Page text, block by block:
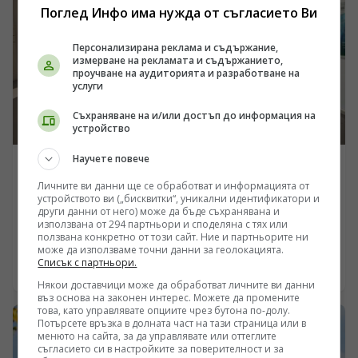
платки са нараснали повече от четири пъти.
ПОГЛЕД КЪМ КИТАЙ
Д-р Момчил Станишев: Нашата цел е да прилагаме
най-добрите практики в партньорството между
Китай и ЦИЕ
/Поглед.инфо/ Създаден преди 11 години към
Министерството на земеделието и храните, уникален
по своите цели и приоритети Центърът за
насърчаване сътрудничеството в селското стопанство
между Китай и страните от ЦИЕ продължава да
„набира скорост“ и последователи , както от България
и Китай, така и от всички страни от ЦИЕ. Дори през
летните месеци Центърът допринася чрез
06.08.2026 21:30
Поглед Инфо има нужда от съгласието Ви
Персонализирана реклама и съдържание,
измерване на рекламата и съдържанието,
проучване на аудиторията и разработване на
услуги
Съхраняване на и/или достъп до информация на
устройство
Научете повече
Личните ви данни ще се обработват и информацията от
устройството ви („бисквитки“, уникални идентификатори и
други данни от него) може да бъде съхранявана и
използвана от 294 партньори и споделяна с тях или
ползвана конкретно от този сайт. Ние и партньорите ни
може да използваме точни данни за геолокацията.
Списък с партньори.
Някои доставчици може да обработват личните ви данни
въз основа на законен интерес. Можете да промените
това, като управлявате опциите чрез бутона по-долу.
Потърсете връзка в долната част на тази страница или в
менюто на сайта, за да управлявате или оттеглите
съгласието си в настройките за поверителност и за